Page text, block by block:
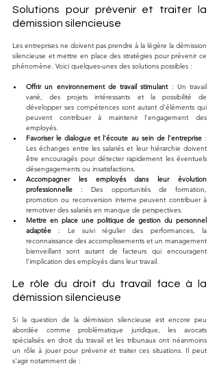
Solutions pour prévenir et traiter la
démission silencieuse
Les entreprises ne doivent pas prendre à la légère la démission
silencieuse et mettre en place des stratégies pour prévenir ce
phénomène. Voici quelques-unes des solutions possibles :
Offrir un environnement de travail stimulant : Un travail
varié, des projets intéressants et la possibilité de
développer ses compétences sont autant d'éléments qui
peuvent contribuer à maintenir l'engagement des
employés.
Favoriser le dialogue et l'écoute au sein de l'entreprise :
Les échanges entre les salariés et leur hiérarchie doivent
être encouragés pour détecter rapidement les éventuels
désengagements ou insatisfactions.
Accompagner les employés dans leur évolution
professionnelle : Des opportunités de formation,
promotion ou reconversion interne peuvent contribuer à
remotiver des salariés en manque de perspectives.
Mettre en place une politique de gestion du personnel
adaptée : Le suivi régulier des performances, la
reconnaissance des accomplissements et un management
bienveillant sont autant de facteurs qui encouragent
l'implication des employés dans leur travail.
Le rôle du droit du travail face à la
démission silencieuse
Si la question de la démission silencieuse est encore peu
abordée comme problématique juridique, les avocats
spécialisés en droit du travail et les tribunaux ont néanmoins
un rôle à jouer pour prévenir et traiter ces situations. Il peut
s'agir notamment de :